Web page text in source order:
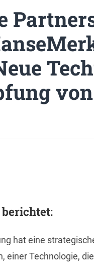
hat eine
einer Technologie,